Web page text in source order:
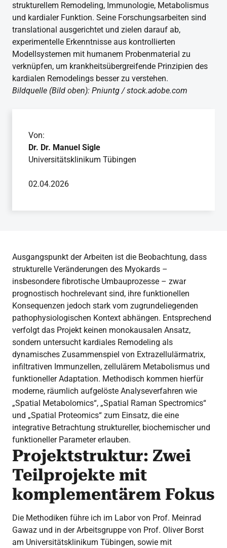
strukturellem Remodeling, Immunologie, Metabolismus
und kardialer Funktion. Seine Forschungsarbeiten sind
translational ausgerichtet und zielen darauf ab,
experimentelle Erkenntnisse aus kontrollierten
Modellsystemen mit humanem Probenmaterial zu
verknüpfen, um krankheitsübergreifende Prinzipien des
kardialen Remodelings besser zu verstehen.
Bildquelle (Bild oben): Pniuntg / stock.adobe.com
Von:
Dr. Dr. Manuel Sigle
Universitätsklinikum Tübingen
02.04.2026
Ausgangspunkt der Arbeiten ist die Beobachtung, dass
strukturelle Veränderungen des Myokards –
insbesondere fibrotische Umbauprozesse – zwar
prognostisch hochrelevant sind, ihre funktionellen
Konsequenzen jedoch stark vom zugrundeliegenden
pathophysiologischen Kontext abhängen. Entsprechend
verfolgt das Projekt keinen monokausalen Ansatz,
sondern untersucht kardiales Remodeling als
dynamisches Zusammenspiel von Extrazellulärmatrix,
infiltrativen Immunzellen, zellulärem Metabolismus und
funktioneller Adaptation. Methodisch kommen hierfür
moderne, räumlich aufgelöste Analyseverfahren wie
„Spatial Metabolomics“, „Spatial Raman Spectromics“
und „Spatial Proteomics“ zum Einsatz, die eine
integrative Betrachtung struktureller, biochemischer und
funktioneller Parameter erlauben.
Projektstruktur: Zwei
Teilprojekte mit
komplementärem Fokus
Die Methodiken führe ich im Labor von Prof. Meinrad
Gawaz und in der Arbeitsgruppe von Prof. Oliver Borst
am Universitätsklinikum Tübingen, sowie mit